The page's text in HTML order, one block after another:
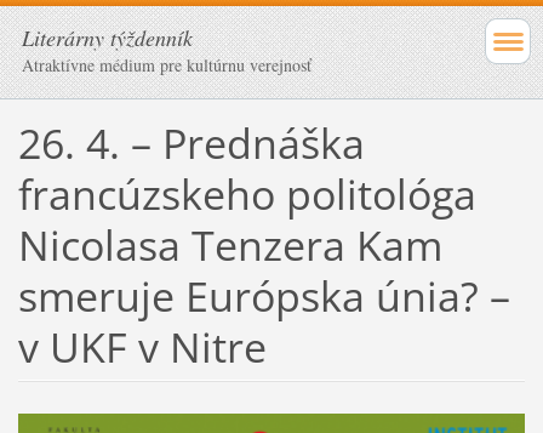
Literárny týždenník
Atraktívne médium pre kultúrnu verejnosť
26. 4. – Prednáška
francúzskeho politológa
Nicolasa Tenzera Kam
smeruje Európska únia? –
v UKF v Nitre